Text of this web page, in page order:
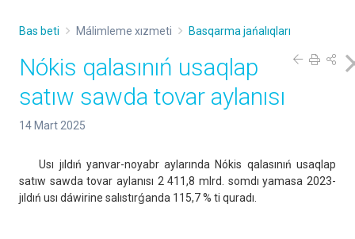
Bas beti Málimleme xızmeti Basqarma jańalıqları
Nókis qalasınıń usaqlap
satıw sawda tovar aylanısı
14 Mart 2025
Usı jıldıń yanvar-noyabr aylarında Nókis qalasınıń usaqlap
satıw sawda tovar aylanısı 2 411,8 mlrd. somdı yamasa 2023-
jıldıń usı dáwirine salıstırǵanda 115,7 % ti quradı.